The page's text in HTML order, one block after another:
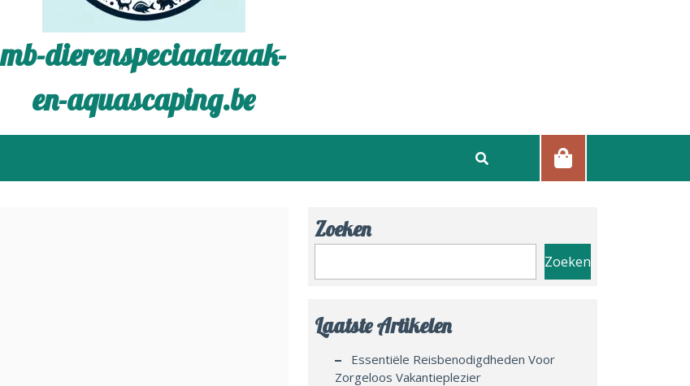
mb-dierenspeciaalzaak-
en-aquascaping.be
Zoeken
Zoeken
Laatste Artikelen
Essentiële Reisbenodigdheden Voor
Zorgeloos Vakantieplezier